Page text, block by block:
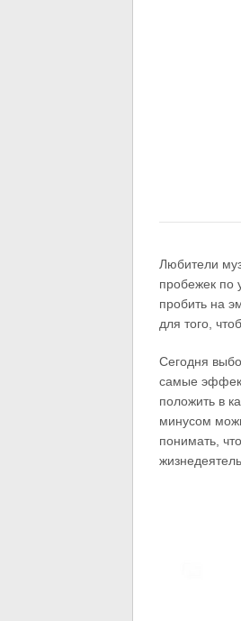
Любители
пробежек по
пробить на
для того,
Сегодня
самые
положить в
минусом
понимать,